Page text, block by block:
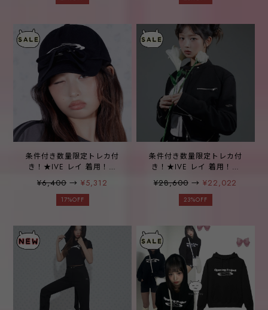
条件付き数量限定トレカ付
き！★IVE レイ 着用！！
【OPENING PROJECT】
Ribbon Tie Down Cap -
Black
¥6,400→¥5,312
17%OFF
条件付き数量限定トレカ付
き！★IVE レイ 着用！！
【OPENING PROJECT】W
Biker Jersey Jacket - 2color
¥28,600→ ¥22,022
23%OFF